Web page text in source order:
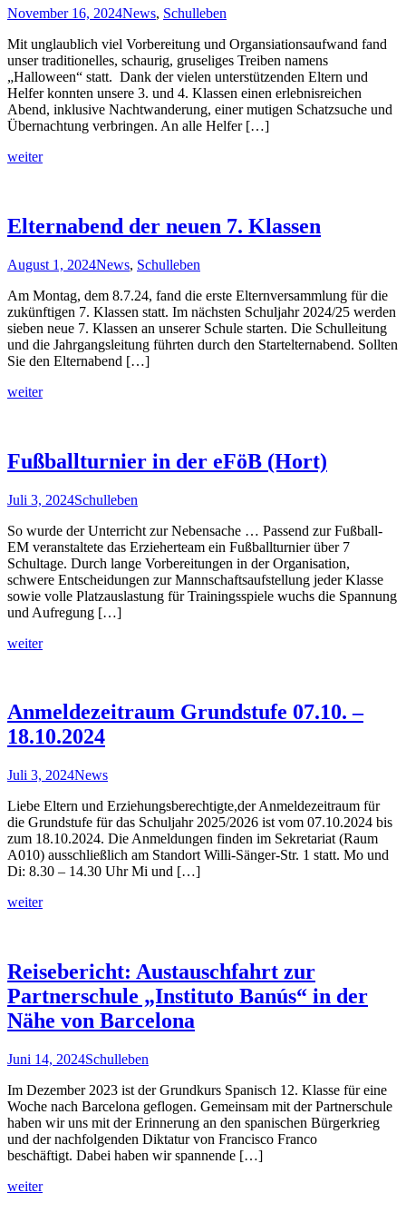
November 16, 2024News, Schulleben
Mit unglaublich viel Vorbereitung und Organsiationsaufwand fand
unser traditionelles, schaurig, gruseliges Treiben namens
„Halloween“ statt. Dank der vielen unterstützenden Eltern und
Helfer konnten unsere 3. und 4. Klassen einen erlebnisreichen
Abend, inklusive Nachtwanderung, einer mutigen Schatzsuche und
Übernachtung verbringen. An alle Helfer […]
weiter
Elternabend der neuen 7. Klassen
August 1, 2024News, Schulleben
Am Montag, dem 8.7.24, fand die erste Elternversammlung für die
zukünftigen 7. Klassen statt. Im nächsten Schuljahr 2024/25 werden
sieben neue 7. Klassen an unserer Schule starten. Die Schulleitung
und die Jahrgangsleitung führten durch den Startelternabend. Sollten
Sie den Elternabend […]
weiter
Fußballturnier in der eFöB (Hort)
Juli 3, 2024Schulleben
So wurde der Unterricht zur Nebensache … Passend zur Fußball-
EM veranstaltete das Erzieherteam ein Fußballturnier über 7
Schultage. Durch lange Vorbereitungen in der Organisation,
schwere Entscheidungen zur Mannschaftsaufstellung jeder Klasse
sowie volle Platzauslastung für Trainingsspiele wuchs die Spannung
und Aufregung […]
weiter
Anmeldezeitraum Grundstufe 07.10. –
18.10.2024
Juli 3, 2024News
Liebe Eltern und Erziehungsberechtigte,der Anmeldezeitraum für
die Grundstufe für das Schuljahr 2025/2026 ist vom 07.10.2024 bis
zum 18.10.2024. Die Anmeldungen finden im Sekretariat (Raum
A010) ausschließlich am Standort Willi-Sänger-Str. 1 statt. Mo und
Di: 8.30 – 14.30 Uhr Mi und […]
weiter
Reisebericht: Austauschfahrt zur
Partnerschule „Instituto Banús“ in der
Nähe von Barcelona
Juni 14, 2024Schulleben
Im Dezember 2023 ist der Grundkurs Spanisch 12. Klasse für eine
Woche nach Barcelona geflogen. Gemeinsam mit der Partnerschule
haben wir uns mit der Erinnerung an den spanischen Bürgerkrieg
und der nachfolgenden Diktatur von Francisco Franco
beschäftigt. Dabei haben wir spannende […]
weiter